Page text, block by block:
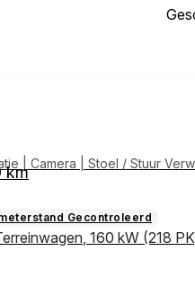
| Camera | Stoel / Stuur
km
Gecontroleerd
160 kW (218